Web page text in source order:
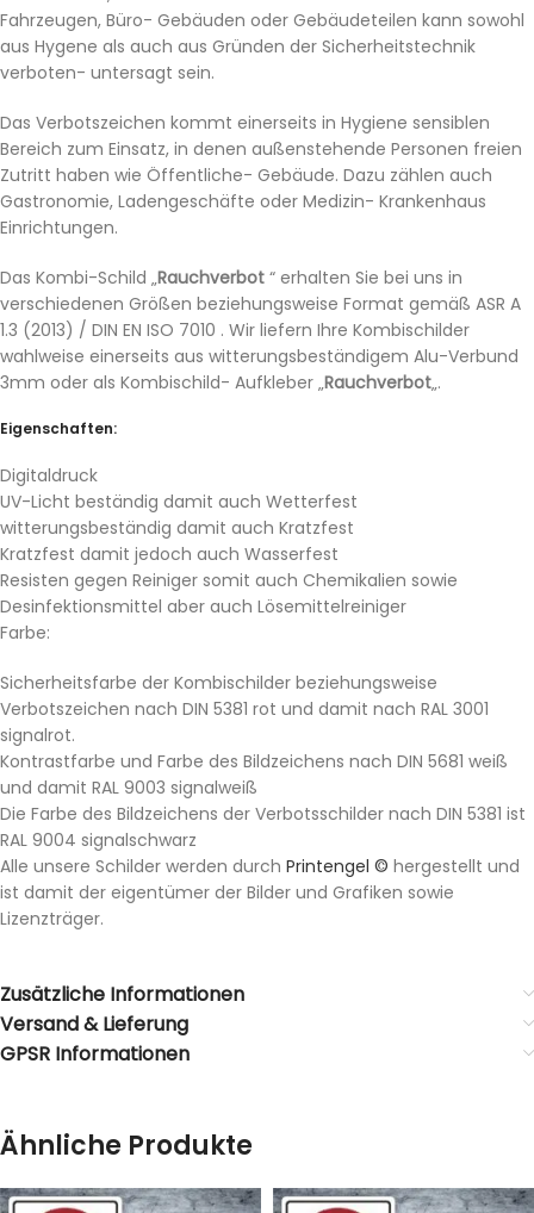
Fahrzeugen, Büro- Gebäuden oder Gebäudeteilen kann sowohl
aus Hygene als auch aus Gründen der Sicherheitstechnik
verboten- untersagt sein.
Das Verbotszeichen kommt einerseits in Hygiene sensiblen
Bereich zum Einsatz, in denen außenstehende Personen freien
Zutritt haben wie Öffentliche- Gebäude. Dazu zählen auch
Gastronomie, Ladengeschäfte oder Medizin- Krankenhaus
Einrichtungen.
Das Kombi-Schild „Rauchverbot “ erhalten Sie bei uns in
verschiedenen Größen beziehungsweise Format gemäß ASR A
1.3 (2013) / DIN EN ISO 7010 . Wir liefern Ihre Kombischilder
wahlweise einerseits aus witterungsbeständigem Alu-Verbund
3mm oder als Kombischild- Aufkleber „Rauchverbot„.
Eigenschaften:
Digitaldruck
UV-Licht beständig damit auch Wetterfest
witterungsbeständig damit auch Kratzfest
Kratzfest damit jedoch auch Wasserfest
Resisten gegen Reiniger somit auch Chemikalien sowie
Desinfektionsmittel aber auch Lösemittelreiniger
Farbe:
Sicherheitsfarbe der Kombischilder beziehungsweise
Verbotszeichen nach DIN 5381 rot und damit nach RAL 3001
signalrot.
Kontrastfarbe und Farbe des Bildzeichens nach DIN 5681 weiß
und damit RAL 9003 signalweiß
Die Farbe des Bildzeichens der Verbotsschilder nach DIN 5381 ist
RAL 9004 signalschwarz
Alle unsere Schilder werden durch Printengel © hergestellt und
ist damit der eigentümer der Bilder und Grafiken sowie
Lizenzträger.
Zusätzliche Informationen
Versand & Lieferung
GPSR Informationen
Ähnliche Produkte